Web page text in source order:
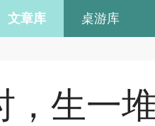
文章库 桌游库
，生一